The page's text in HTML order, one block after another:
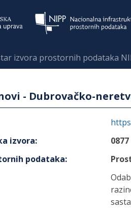
izvora prostornih podataka
- Dubrovačko-
izvora:
0877
podataka: